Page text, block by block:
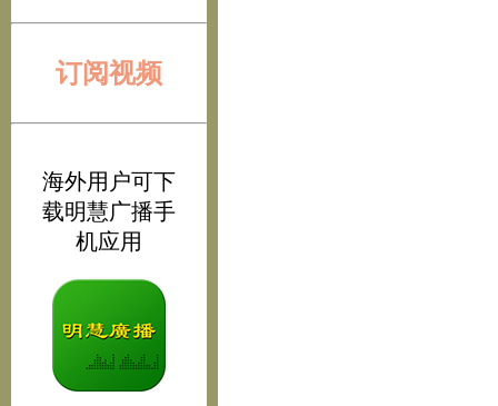
订阅视频
海外用户可下
载明慧广播手
机应用